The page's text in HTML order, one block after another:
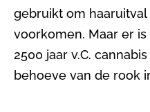
gebruikt om
voorkomen. Maar er
2500 jaar v.C.
behoeve van de rook